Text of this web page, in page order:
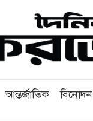
আন্তর্জাতিক বিনোদন